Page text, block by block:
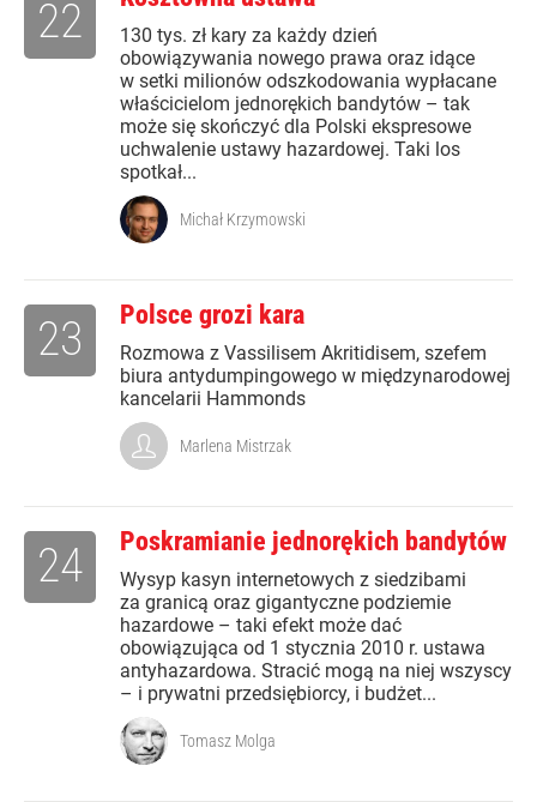
130 tys. zł kary za każdy dzień
obowiązywania nowego prawa oraz idące
w setki milionów odszkodowania wypłacane
właścicielom jednorękich bandytów – tak
może się skończyć dla Polski ekspresowe
uchwalenie ustawy hazardowej. Taki los
spotkał...
22
Michał Krzymowski
Polsce grozi kara
Rozmowa z Vassilisem Akritidisem, szefem
biura antydumpingowego w międzynarodowej
kancelarii Hammonds
23
Marlena Mistrzak
Poskramianie jednorękich bandytów
Wysyp kasyn internetowych z siedzibami
za granicą oraz gigantyczne podziemie
hazardowe – taki efekt może dać
obowiązująca od 1 stycznia 2010 r. ustawa
antyhazardowa. Stracić mogą na niej wszyscy
– i prywatni przedsiębiorcy, i budżet...
24
Tomasz Molga